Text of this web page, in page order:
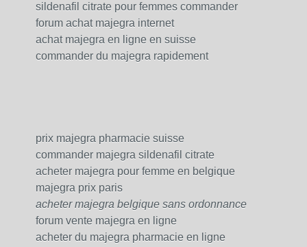
sildenafil citrate pour femmes commander
forum achat majegra internet
achat majegra en ligne en suisse
commander du majegra rapidement
prix majegra pharmacie suisse
commander majegra sildenafil citrate
acheter majegra pour femme en belgique
majegra prix paris
acheter majegra belgique sans ordonnance
forum vente majegra en ligne
acheter du majegra pharmacie en ligne